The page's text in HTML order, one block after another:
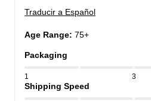
Traducir a Español
Age Range: 75+
Packaging
1 3
Shipping Speed